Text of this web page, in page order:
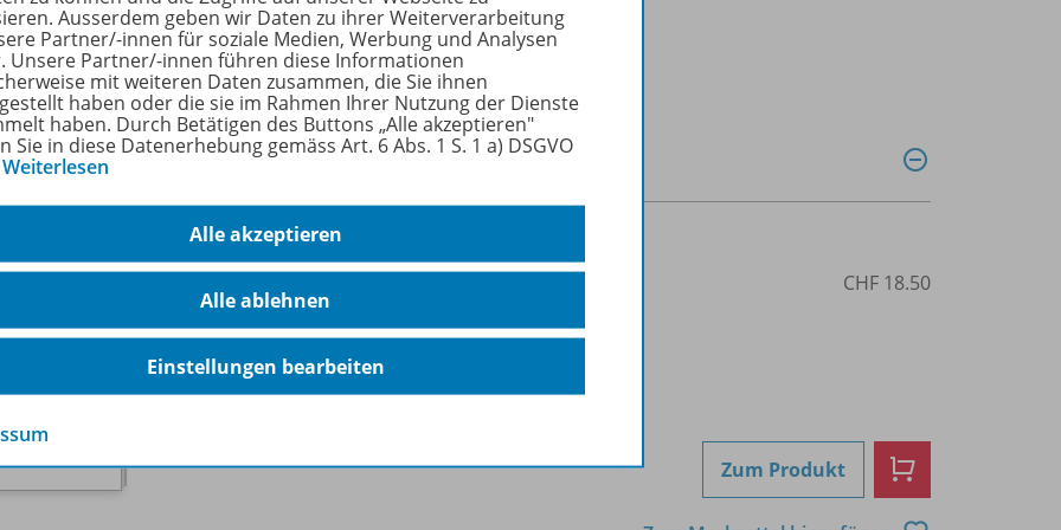
Sie mehr über die Reihe
Produkte
Ich und du – Satz im Nu!
Sätze bilden
Lieferbar
CHF 18.50
Zum Produkt
Ausserdem geben wir Daten zu ihrer Weiterverarbeitung
Partner/-innen für soziale Medien, Werbung und Analysen
Unsere Partner/-innen führen diese Informationen
mit weiteren Daten zusammen, die Sie ihnen
haben oder die sie im Rahmen Ihrer Nutzung der Dienste
haben. Durch Betätigen des Buttons „Alle akzeptieren"
Sie in diese Datenerhebung gemäss Art. 6 Abs. 1 S. 1 a) DSGVO
Weiterlesen
Alle akzeptieren
Alle ablehnen
Einstellungen bearbeiten